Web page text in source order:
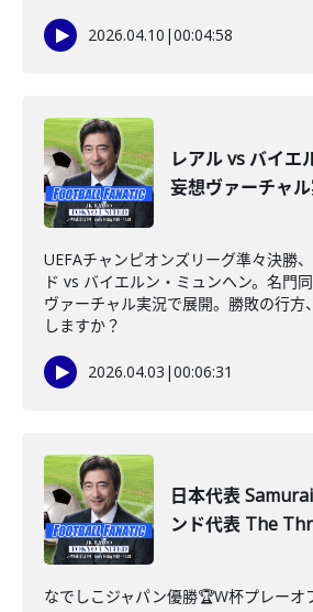
2026.04.10 |00:04:58
レアル vs バイエ
妄想ヴァーチャ
UEFAチャンピオンズリーグ準々決勝
ド vs バイエルン・ミュンヘン。名門
ヴァーチャル実況で展開。勝敗の行方
しますか？
2026.04.03 |00:06:31
日本代表
ンド代表 The
なでしこジャパン優勝🏆W杯プレーオ